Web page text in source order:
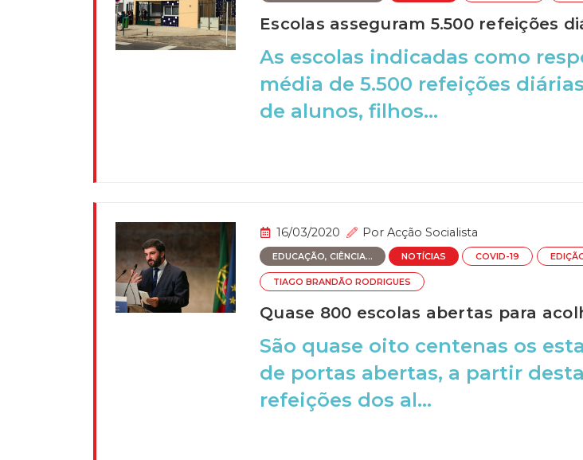
Escolas asseguram 5.500 refeições
As escolas indicadas como
média de 5.500 refeições
de alunos, filhos...
16/03/2020 Por Acção Socialista
EDUCAÇÃO, CIÊNCIA... NOTÍCIAS COVID-19
TIAGO BRANDÃO RODRIGUES
Quase 800 escolas abertas para
São quase oito centenas os
de portas abertas, a partir
refeições dos al...